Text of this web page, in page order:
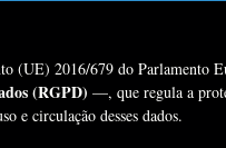
(UE) 2016/679 do Parlamento
(RGPD) —, que regula a
e circulação desses dados.